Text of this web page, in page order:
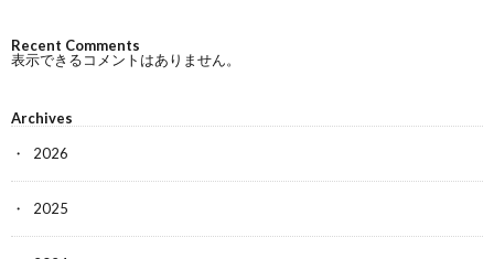
Recent Comments
表示できるコメントはありません。
Archives
2026
2025